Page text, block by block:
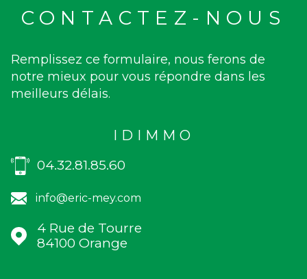
CONTACTEZ-NOUS
Remplissez ce formulaire, nous ferons de
notre mieux pour vous répondre dans les
meilleurs délais.
IDIMMO
04.32.81.85.60
info@eric-mey.com
4 Rue de Tourre
84100
Orange